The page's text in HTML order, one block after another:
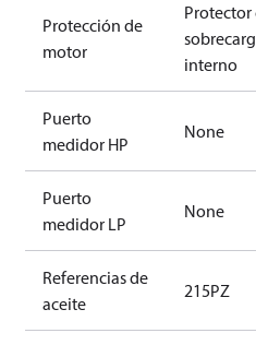
Protección de
motor
Protector
interno
Puerto
medidor HP
None
Puerto
medidor LP
None
Referencias de
aceite
215PZ